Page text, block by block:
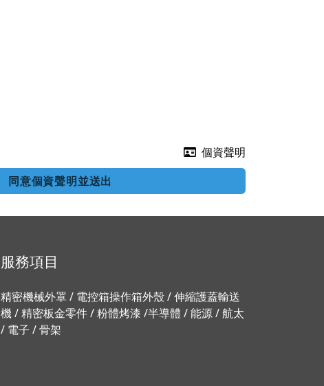
個資聲明
同意個資聲明並送出
服務項目
精密機械外罩 / 電控箱操作箱外殼 / 伸縮護蓋輸送
機 / 精密板金零件 / 粉體烤漆 /半導體 / 能源 / 航太
/ 電子 / 骨架